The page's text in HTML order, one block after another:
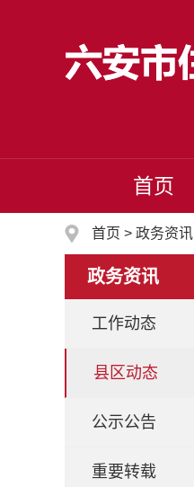
首页
首页 > 政务资讯
政务资讯
工作动态
县区动态
公示公告
重要转载